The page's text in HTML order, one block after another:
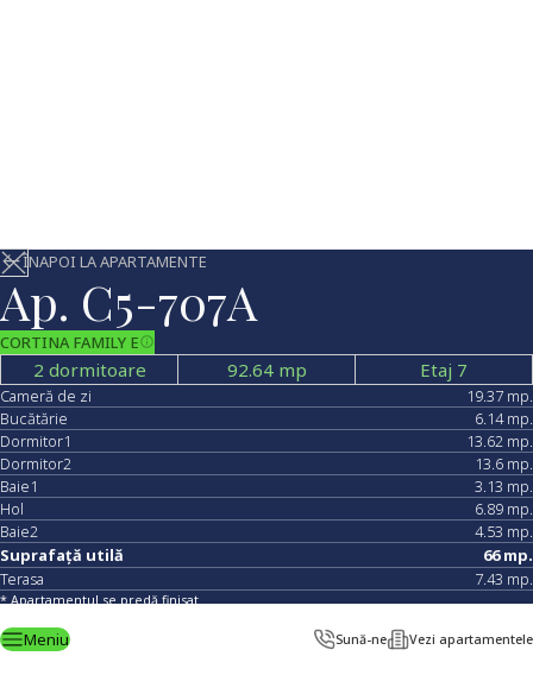
ÎNAPOI LA APARTAMENTE
Ap. C5-707A
CORTINA FAMILY E
2 dormitoare 92.64mp Etaj 7
Cameră de zi 19.37 mp.
Bucătărie
6.14mp.
Dormitor1
13.62 mp.
Dormitor2
13.6 mp.
Baie1
3.13 mp.
Hol
6.89 mp.
Baie2
4.53 mp.
Suprafață utilă
66mp.
Terasa
7.43 mp.
* Apartamentul se predă finisat
Meniu Sună-ne Vezi apartamentele